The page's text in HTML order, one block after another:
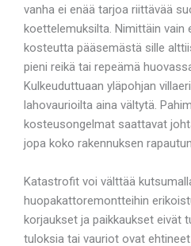
vanha ei enää tarjoa riittävää
koettelemuksilta. Nimittäin vain
kosteutta pääsemästä sille
pieni reikä tai repeämä
Kulkeuduttuaan yläpohjan
lahovaurioilta aina vältytä.
kosteusongelmat saattavat
jopa koko rakennuksen
Katastrofit voi välttää
huopakattoremontteihin
korjaukset ja paikkaukset eivät
tuloksia tai vauriot ovat